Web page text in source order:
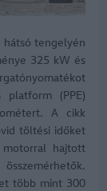
hátsó tengelyén
325 kW és
platform (PPE)
A cikk
töltési időket
hajtott
több mint 300